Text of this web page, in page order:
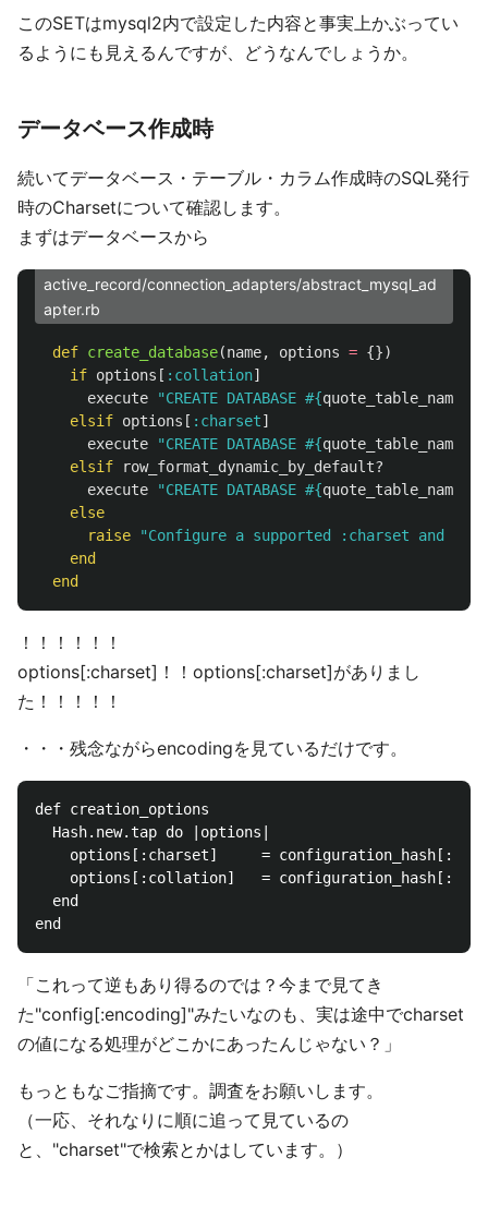
このSETはmysql2内で設定した内容と事実上かぶってい
るようにも見えるんですが、どうなんでしょうか。
データベース作成時
続いてデータベース・テーブル・カラム作成時のSQL発行
時のCharsetについて確認します。
まずはデータベースから
active_record/connection_adapters/abstract_mysql_ad
apter.rb
def create_database(name, options = {})
if options [ :collation]
execute
"CREATE DATABASE #{quote_table_name
elsif options [ :charset]
execute
"CREATE DATABASE #{quote_table_name
elsif
row_format_dynamic_by_default?
execute
"CREATE DATABASE #{quote_table_name
else
raise
"Configure a supported :charset and
end
end
！！！！！！
options[:charset]！！options[:charset]がありまし
た！！！！！
・・・残念ながらencodingを見ているだけです。
def creation_options
  Hash.new.tap do |options|
options[:charset]     =
options[:collation]   =
  end
「これって逆もあり得るのでは？今まで見てき
た"config[:encoding]"みたいなのも、実は途中でcharset
の値になる処理がどこかにあったんじゃない？」
もっともなご指摘です。調査をお願いします。
（一応、それなりに順に追って見ているの
と、"charset"で検索とかはしています。）